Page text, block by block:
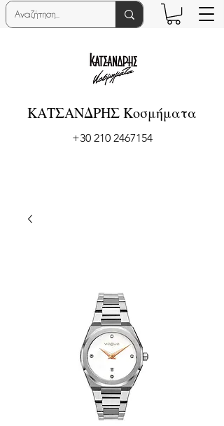
ΚΑΤΣΑΝΔΡΗΣ Κοσμήματα
+30 210 2467154